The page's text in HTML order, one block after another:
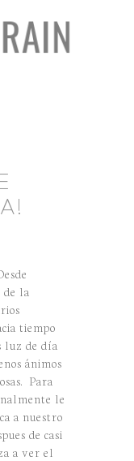
de la
tiempo
luz de día
ánimos
Para
le
a nuestro
de casi
a ver el